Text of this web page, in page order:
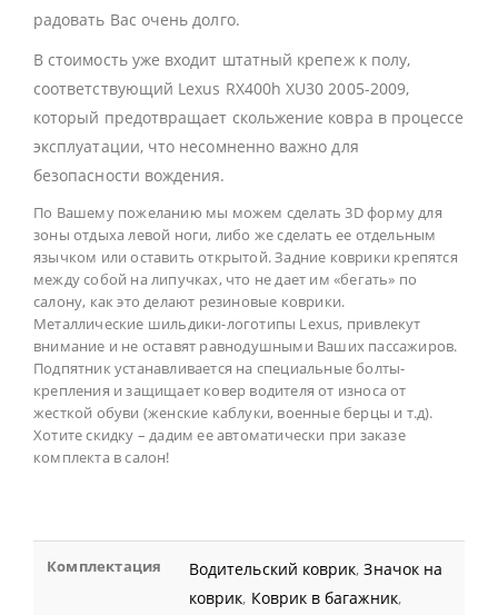
радовать Вас очень долго.
В стоимость уже входит штатный крепеж к полу,
соответствующий Lexus RX400h XU30 2005-2009,
который предотвращает скольжение ковра в процессе
эксплуатации, что несомненно важно для
безопасности вождения.
По Вашему пожеланию мы можем сделать 3D форму для
зоны отдыха левой ноги, либо же сделать ее отдельным
язычком или оставить открытой. Задние коврики крепятся
между собой на липучках, что не дает им «бегать» по
салону, как это делают резиновые коврики.
Металлические шильдики-логотипы Lexus, привлекут
внимание и не оставят равнодушными Ваших пассажиров.
Подпятник устанавливается на специальные болты-
крепления и защищает ковер водителя от износа от
жесткой обуви (женские каблуки, военные берцы и т.д).
Хотите скидку – дадим ее автоматически при заказе
комплекта в салон!
Комплектация Водительский коврик,Значок на
коврик, Коврик в багажник,